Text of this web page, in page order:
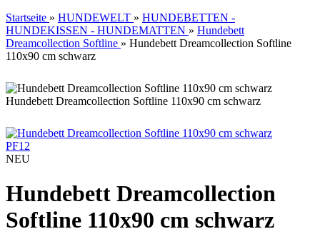
Startseite » HUNDEWELT » HUNDEBETTEN -
HUNDEKISSEN - HUNDEMATTEN » Hundebett
Dreamcollection Softline » Hundebett Dreamcollection Softline
110x90 cm schwarz
Hundebett Dreamcollection Softline 110x90 cm schwarz
PF12
NEU
Hundebett Dreamcollection
Softline 110x90 cm schwarz